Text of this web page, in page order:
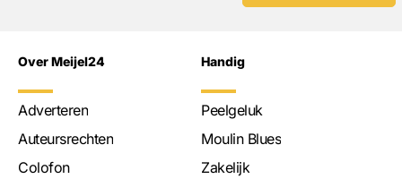
Over Meijel24
Adverteren
Auteursrechten
Colofon
Handig
Peelgeluk
Moulin Blues
Zakelijk